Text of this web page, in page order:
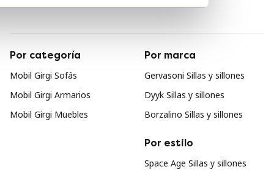
Por categoría
Mobil Girgi Sofás
Mobil Girgi Armarios
Mobil Girgi Muebles
Por marca
Gervasoni Sillas y sillones
Dyyk Sillas y sillones
Borzalino Sillas y sillones
Por estilo
Space Age Sillas y sillones